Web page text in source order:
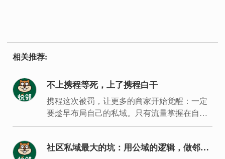
相关推荐:
不上携程等死，上了携程白干
携程这次被罚，让更多的商家开始觉醒：一定
要趁早布局自己的私域。只有流量掌握在自己
手里，才能建立经营主场，拿回经营主动权。
社区私域最大的坑：用公域的逻辑，做邻居